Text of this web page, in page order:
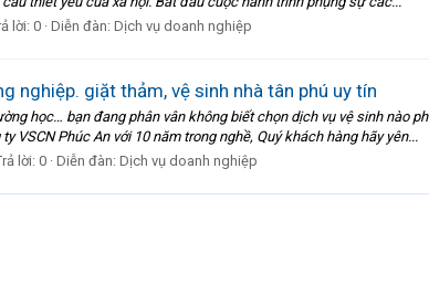
lời: 0 Diễn đàn: Dịch vụ doanh nghiệp
nghiệp. giặt thảm, vệ sinh nhà tân phú uy tín
học… bạn đang phân vân không biết chọn dịch vụ vệ sinh nào
VSCN Phúc An với 10 năm trong nghề, Quý khách hàng hãy yên...
lời: 0 Diễn đàn: Dịch vụ doanh nghiệp